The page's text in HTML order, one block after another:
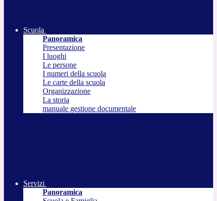
Scuola
Panoramica
Presentazione
I luoghi
Le persone
I numeri della scuola
Le carte della scuola
Organizzazione
La storia
manuale gestione documentale
Servizi
Panoramica